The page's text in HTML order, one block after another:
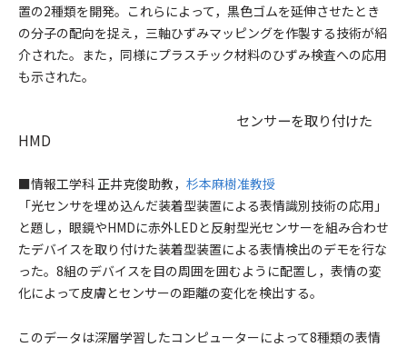
置の2種類を開発。これらによって，黒色ゴムを延伸させたとき
の分子の配向を捉え，三軸ひずみマッピングを作製する技術が紹
介された。また，同様にプラスチック材料のひずみ検査への応用
も示された。
センサーを取り付けた
HMD
■情報工学科 正井克俊助教， 杉本麻樹准教授
「光センサを埋め込んだ装着型装置による表情識別技術の応用」
と題し，眼鏡やHMDに赤外LEDと反射型光センサーを組み合わせ
たデバイスを取り付けた装着型装置による表情検出のデモを行な
った。8組のデバイスを目の周囲を囲むように配置し，表情の変
化によって皮膚とセンサーの距離の変化を検出する。
このデータは深層学習したコンピューターによって8種類の表情